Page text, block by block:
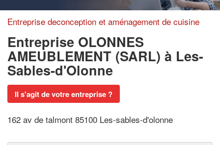
Entreprise deconception et aménagement de cuisine
Entreprise OLONNES
AMEUBLEMENT (SARL) à Les-
Sables-d'Olonne
Il s'agit de votre entreprise ?
162 av de talmont 85100 Les-sables-d'olonne